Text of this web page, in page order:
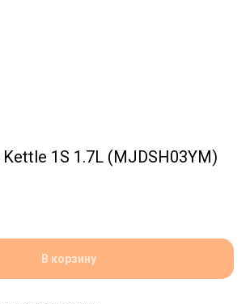
1S 1.7L (MJDSH03YM)
В корзину